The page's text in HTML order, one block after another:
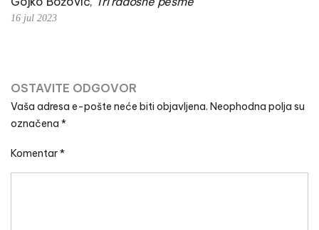
16 jul 2023
OSTAVITE ODGOVOR
Vaša adresa e-pošte neće biti objavljena. Neophodna polja su
označena *
Komentar*